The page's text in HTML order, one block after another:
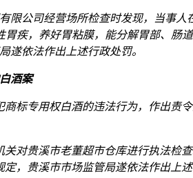
限公司经营场所检查时发现，当事
疾，养好胃粘膜，能分解胃部、肠
遂依法作出上述行政处罚。
酒案
标专用权白酒的违法行为，作出责
对贵溪市老董超市仓库进行执法
，贵溪市市场监管局遂依法作出上述